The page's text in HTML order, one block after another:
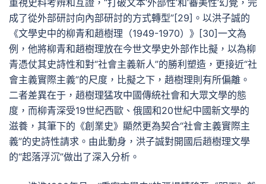
重視史料考辨和互證，“打破文本‘外部性’和‘審美性’幻覺，完
成了從外部研討向內部研討的方式轉型”[29]。以洪子誠的
《文學史中的柳青和趙樹理（1949-1970）》[30]一文為
例，他將柳青和趙樹理放在今世文學史外部作比擬，以為柳
青憑仗其史詩性和對“社會主義新人”的勝利塑造，更接近“社
會主義實際主義”的尺度，比擬之下，趙樹理則有所偏離。
二者差異在于，趙樹理猛攻中國傳統社會和大眾文學的態
度，而柳青深受19世紀西歐、俄國和20世紀中國新文學的
滋養，其筆下的《創業史》顯然更為契合“社會主義實際主
義”的史詩性請求。由此動身，洪子誠對開國后趙樹理文學
的“起落浮沉”做出了深入分析。